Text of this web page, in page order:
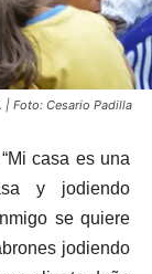
| Foto: Cesario Padilla
casa es una
y jodiendo
se quiere
jodiendo